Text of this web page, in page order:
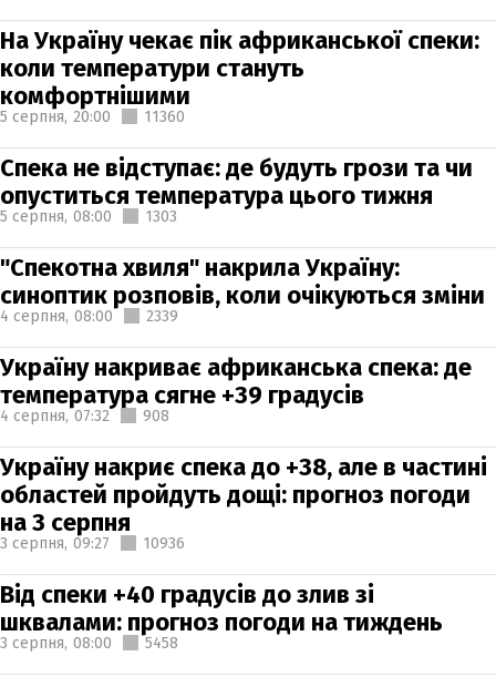
На Україну чекає пік африканської спеки:
коли температури стануть
комфортнішими
5 серпня, 20:00 11360
Спека не відступає: де будуть грози та чи
опуститься температура цього тижня
5 серпня, 08:00 1303
"Спекотна хвиля" накрила Україну:
синоптик розповів, коли очікуються зміни
4 серпня, 08:00 2339
Україну накриває африканська спека: де
температура сягне +39 градусів
4 серпня, 07:32 908
Україну накриє спека до +38, але в частині
областей пройдуть дощі: прогноз погоди
на 3 серпня
3 серпня, 09:27 10936
Від спеки +40 градусів до злив зі
шквалами: прогноз погоди на тиждень
3 серпня, 08:00 5458